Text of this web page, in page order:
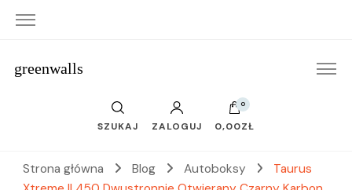
greenwalls
SZUKAJ ZALOGUJ
0
0,00ZŁ
Strona główna Blog Autoboksy
Taurus